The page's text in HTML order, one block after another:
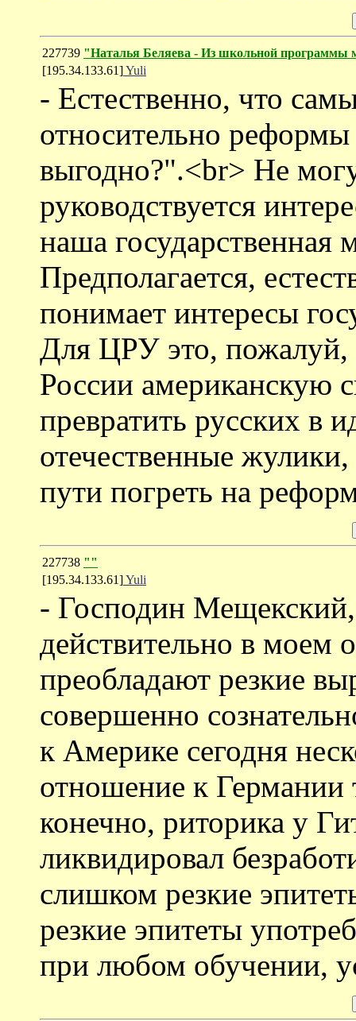
227739 "Наталья Беляева - Из школьной программы
[195.34.133.61]Yuli
- Естественно, что
относительно
выгодно?".<br> Не
руководствуется
наша государственная
Предполагается,
понимает интересы
Для ЦРУ это, пожалуй,
России американскую
превратить русских в
отечественные
пути погреть на
227738 ""
[195.34.133.61]Yuli
- Господин
действительно в моем
преобладают резкие
совершенно
к Америке сегодня
отношение к
конечно, риторика у
ликвидировал
слишком резкие
резкие эпитеты
при любом обучении,